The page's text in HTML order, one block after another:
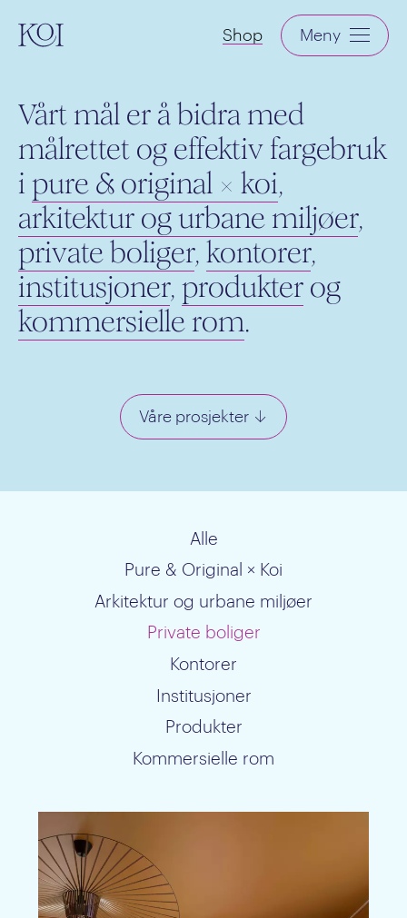
KOI Shop Meny
Vårt mål er å bidra med
målrettet og effektiv fargebruk
i pure & original × koi,
arkitektur og urbane miljøer,
private boliger, kontorer,
institusjoner, produkter og
kommersielle rom.
Våre prosjekter ↓
Alle
Pure & Original × Koi
Arkitektur og urbane miljøer
Private boliger
Kontorer
Institusjoner
Produkter
Kommersielle rom